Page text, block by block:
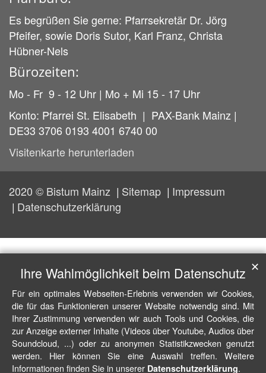
Es begrüßen Sie gerne: Pfarrsekretär Dr. Jörg
Pfeifer, sowie Doris Sutor, Karl Franz, Christa
Hübner-Nels
Bürozeiten:
Mo - Fr 9 - 12 Uhr | Mo + Mi 15 - 17 Uhr
Konto: Pfarrei St. Elisabeth | PAX-Bank Mainz |
DE33 3706 0193 4001 6740 00
Visitenkarte herunterladen
2020 © Bistum Mainz Sitemap
Impressum
Datenschutzerklärung
Ihre Wahlmöglichkeit beim Datenschutz
Für ein optimales Webseiten-Erlebnis verwenden wir Cookies,
die für das Funktionieren unserer Website notwendig sind. Mit
Ihrer Zustimmung verwenden wir auch Tools und Cookies, die
zur Anzeige externer Inhalte (Videos über Youtube, Audios über
Soundcloud, ...) oder zu anonymen Statistikzwecken genutzt
werden. Hier können Sie eine Auswahl treffen. Weitere
Informationen finden Sie in unserer Datenschutzerklärung.
✕